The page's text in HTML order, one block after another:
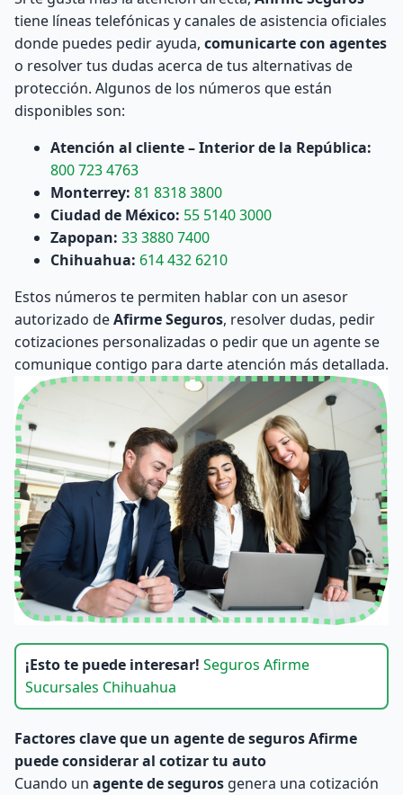
tiene líneas telefónicas y canales de asistencia oficiales
donde puedes pedir ayuda, comunicarte con agentes
o resolver tus dudas acerca de tus alternativas de
protección. Algunos de los números que están
disponibles son:
Atención al cliente – Interior de la República:
800 723 4763
Monterrey: 81 8318 3800
Ciudad de México: 55 5140 3000
Zapopan: 33 3880 7400
Chihuahua: 614 432 6210
Estos números te permiten hablar con un asesor
autorizado deAfirme Seguros, resolver dudas, pedir
cotizaciones personalizadas o pedir que un agente se
comunique contigo para darte atención más detallada.
¡Esto te puede interesar! Seguros Afirme
Sucursales Chihuahua
Factores clave que un agente de seguros Afirme
puede considerar al cotizar tu auto
Cuando un agente de seguros genera una cotización